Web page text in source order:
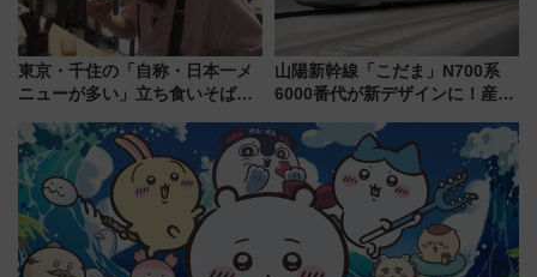
東京・千住の「自称・日本一メ
ニューが多い」立ち食いそば屋
地のふらっと立ち食いそば』
7/27夜10時～放送
山陽新幹線「こだま」N700系
6000番代が新デザインに！産学
用は今冬から